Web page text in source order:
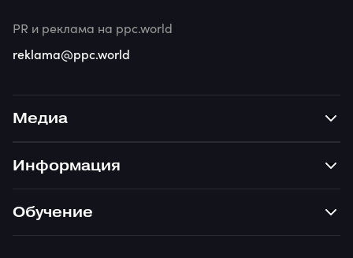
Медиа
Информация
Обучение
PR и реклама на ppc.world
reklama@ppc.world